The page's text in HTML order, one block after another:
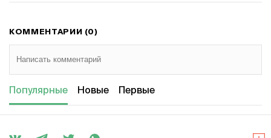
КОММЕНТАРИИ (0)
Популярные Новые Первые